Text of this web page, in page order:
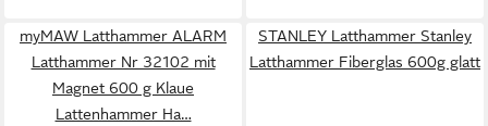
myMAW Latthammer ALARM
Latthammer Nr 32102 mit
Magnet 600 g Klaue
Lattenhammer Ha…
STANLEY Latthammer Stanley
Latthammer Fiberglas 600g glatt